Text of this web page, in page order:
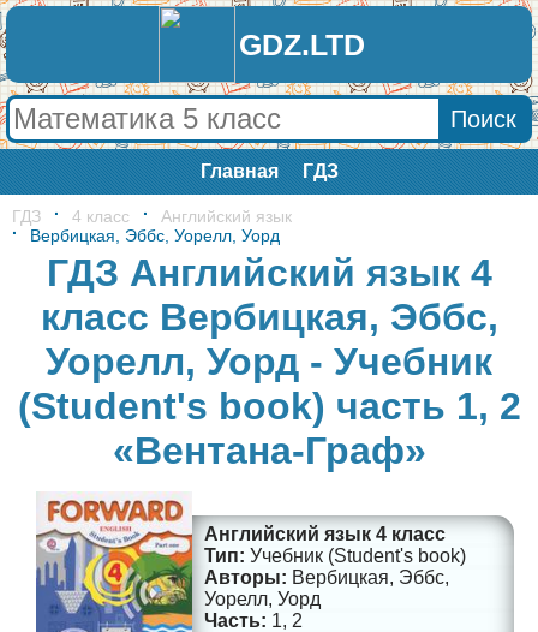
GDZ.LTD
Главная ГДЗ
ГДЗ 4 класс
Английский язык
Вербицкая, Эббс, Уорелл, Уорд
ГДЗ Английский язык 4
класс Вербицкая, Эббс,
Уорелл, Уорд - Учебник
(Student's book) часть 1, 2
«Вентана-Граф»
Английский язык 4 класс
Учебник (Student's book)
Вербицкая, Эббс,
Уорелл, Уорд
1, 2